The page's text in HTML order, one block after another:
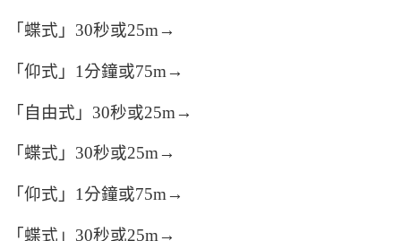
「蝶式」30秒或25m→
「仰式」1分鐘或75m→
「自由式」30秒或25m→
「蝶式」30秒或25m→
「仰式」1分鐘或75m→
「蝶式」30秒或25m→